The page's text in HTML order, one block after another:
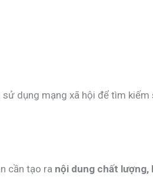
dụng mạng xã hội để tìm
cần tạo ra nội dung chất lượng,